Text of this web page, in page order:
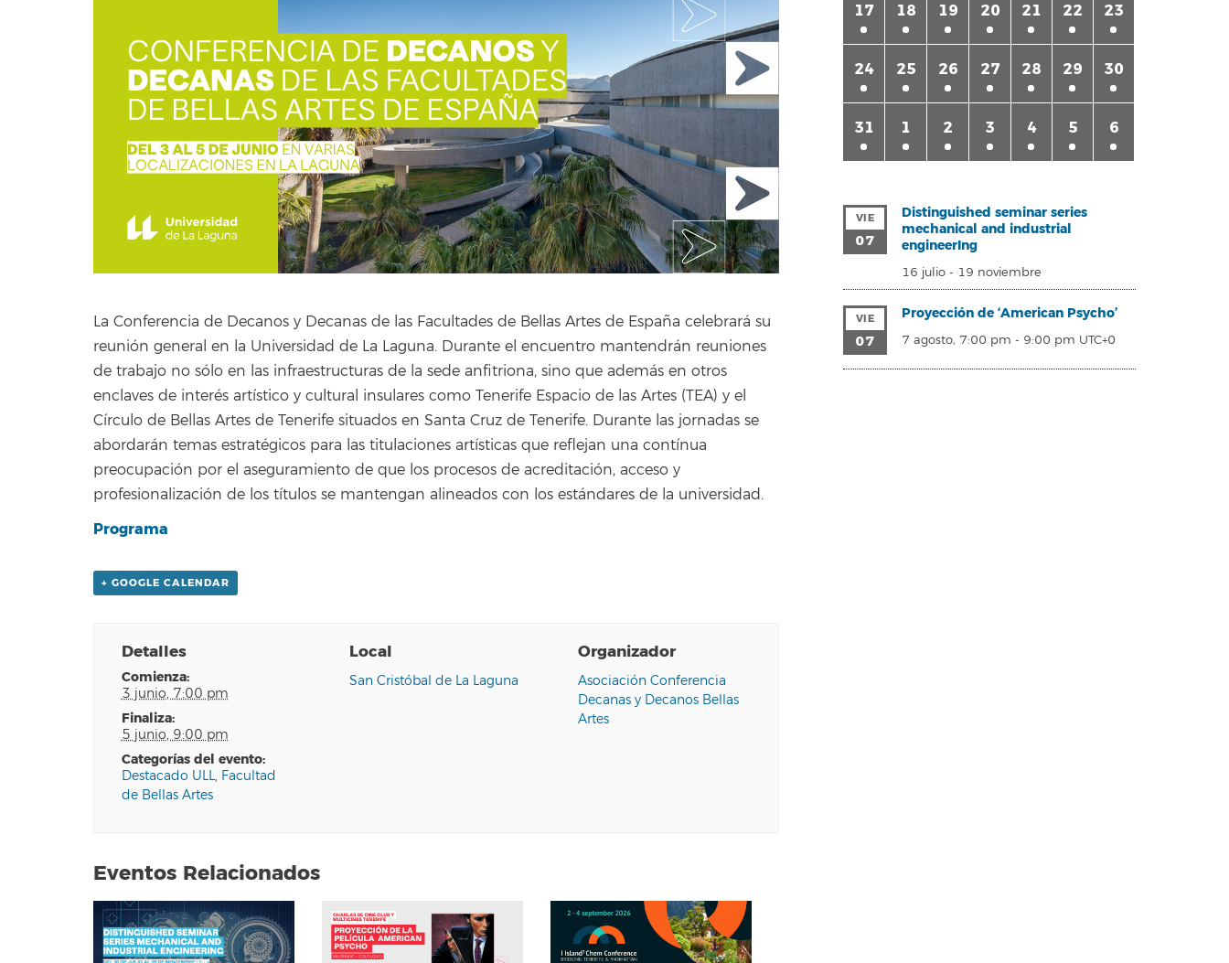
La Conferencia de Decanos y Decanas de las Facultades de Bellas Artes de España celebrará su
reunión general en la Universidad de La Laguna. Durante el encuentro mantendrán reuniones
de trabajo no sólo en las infraestructuras de la sede anfitriona, sino que además en otros
enclaves de interés artístico y cultural insulares como Tenerife Espacio de las Artes (TEA) y el
Círculo de Bellas Artes de Tenerife situados en Santa Cruz de Tenerife. Durante las jornadas se
abordarán temas estratégicos para las titulaciones artísticas que reflejan una contínua
preocupación por el aseguramiento de que los procesos de acreditación, acceso y
profesionalización de los títulos se mantengan alineados con los estándares de la universidad.
Programa
+ GOOGLE CALENDAR
Detalles
comienza:
3 junio, 7:00 pm
finaliza:
5 junio, 9:00 pm
categorías del evento:
Destacado ULL, Facultad
de Bellas Artes
Local
San Cristóbal de La Laguna
Organizador
Asociación Conferencia
Decanas y Decanos Bellas
Artes
Eventos Relacionados
17 18 19 20 21 22 23
24 25 26 27 28 29 30
31 1 2 3 4 5 6
VIE
07
Distinguished seminar series
mechanical and industrial
engineerIng
16 julio - 19 noviembre
VIE
07
Proyección de ‘American Psycho’
7 agosto, 7:00 pm - 9:00 pm UTC+0